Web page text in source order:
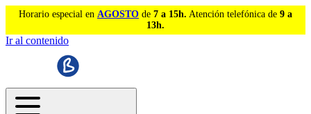
Horario especial en AGOSTO de 7 a 15h. Atención telefónica de 9 a
13h.
Ir al contenido